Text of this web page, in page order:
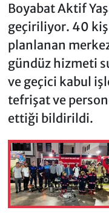
Boyabat Aktif
geçiriliyor. 40
planlanan
gündüz hizmeti
ve geçici kabul
tefrişat ve
ettiği bildirildi.